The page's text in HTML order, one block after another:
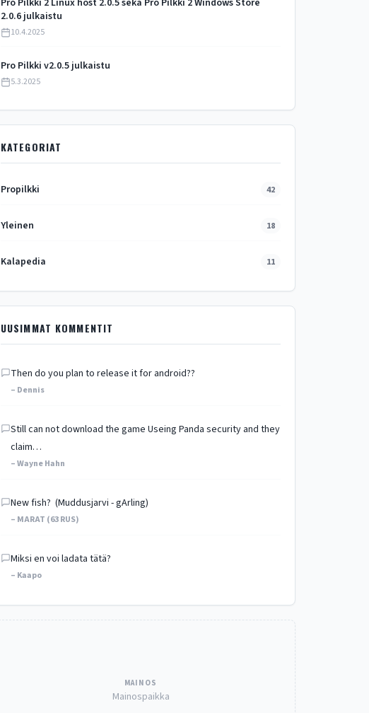
Pro Pilkki 2 Linux host 2.0.5 sekä Pro Pilkki 2 Windows Store
2.0.6 julkaistu
10.4.2025
Pro Pilkki v2.0.5 julkaistu
5.3.2025
KATEGORIAT
Propilkki 42
Yleinen 18
Kalapedia 11
UUSIMMAT KOMMENTIT
Then do you plan to release it for android??
– Dennis
Still can not download the game Useing Panda security and they
claim…
– Wayne Hahn
New fish? (Muddusjarvi - gArling)
– MARAT (63 RUS)
Miksi en voi ladata tätä?
– Kaapo
MAINOS
Mainospaikka